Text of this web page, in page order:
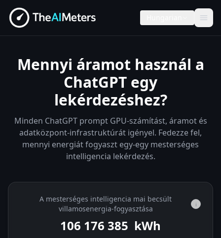
Mennyi áramot használ a
ChatGPT egy
lekérdezéshez?
Minden ChatGPT prompt GPU-számítást, áramot és
adatközpont-infrastruktúrát igényel. Fedezze fel,
mennyi energiát fogyaszt egy-egy mesterséges
intelligencia lekérdezés.
A mesterséges intelligencia mai becsült
villamosenergia-fogyasztása
i
106 176 893 kWh